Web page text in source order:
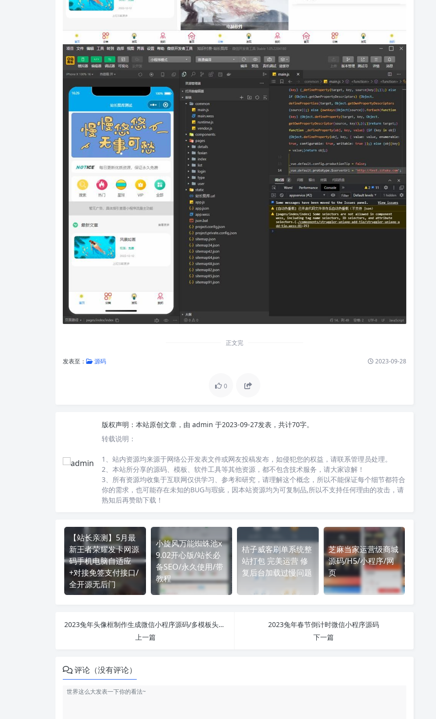
正文完
发表至： 源码 2023-09-28
0
版权声明： 本站原创文章，由 admin 于2023-09-27发表，共计70字。
转载说明：
1、站内资源均来源于网络公开发表文件或网友投稿发布，如侵犯您的权益，请联系管理员处理。
2、本站所分享的源码、模板、软件工具等其他资源，都不包含技术服务，请大家谅解！
3、所有资源均收集于互联网仅供学习、参考和研究，请理解这个概念，所以不能保证每个细节都符合
你的需求，也可能存在未知的BUG与瑕疵，因本站资源均为可复制品,所以不支持任何理由的攻击，请
熟知后再赞助下载！
【站长亲测】5月最
新王者荣耀发卡网源
码手机电脑自适应
+对接免签支付接口/
全开源无后门
小旋风万能蜘蛛池x
9.02开心版/站长必
备SEO/永久使用/带
教程
桔子威客刷单系统整
站打包 完美运营 修
复后台加载过慢问题
芝麻当家运营级商城
源码/H5/小程序/网
页
2023兔年头像框制作生成微信小程序源码/多模板头像框
上一篇
2023兔年春节倒计时微信小程序源码
下一篇
评论（没有评论）